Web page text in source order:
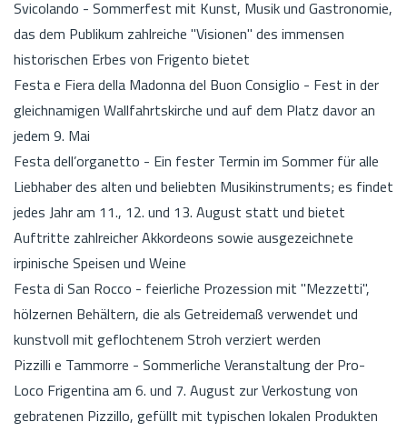
Svicolando - Sommerfest mit Kunst, Musik und Gastronomie,
das dem Publikum zahlreiche "Visionen" des immensen
historischen Erbes von Frigento bietet
Festa e Fiera della Madonna del Buon Consiglio - Fest in der
gleichnamigen Wallfahrtskirche und auf dem Platz davor an
jedem 9. Mai
Festa dell’organetto - Ein fester Termin im Sommer für alle
Liebhaber des alten und beliebten Musikinstruments; es findet
jedes Jahr am 11., 12. und 13. August statt und bietet
Auftritte zahlreicher Akkordeons sowie ausgezeichnete
irpinische Speisen und Weine
Festa di San Rocco - feierliche Prozession mit "Mezzetti",
hölzernen Behältern, die als Getreidemaß verwendet und
kunstvoll mit geflochtenem Stroh verziert werden
Pizzilli e Tammorre - Sommerliche Veranstaltung der Pro-
Loco Frigentina am 6. und 7. August zur Verkostung von
gebratenen Pizzillo, gefüllt mit typischen lokalen Produkten